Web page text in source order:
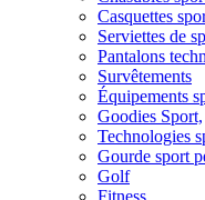
Casquettes
Serviettes de
Pantalons
Survêtements
Équipements
Goodies Sport,
Technologies
Gourde sport
Golf
Fitness